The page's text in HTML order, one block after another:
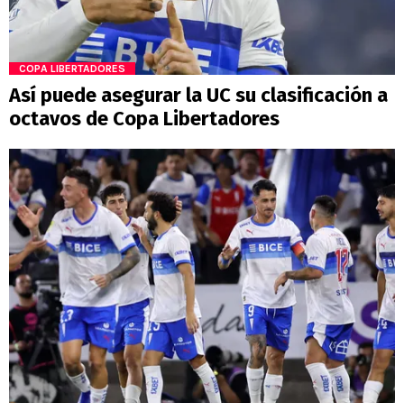
COPA LIBERTADORES
Así puede asegurar la UC su clasificación a
octavos de Copa Libertadores